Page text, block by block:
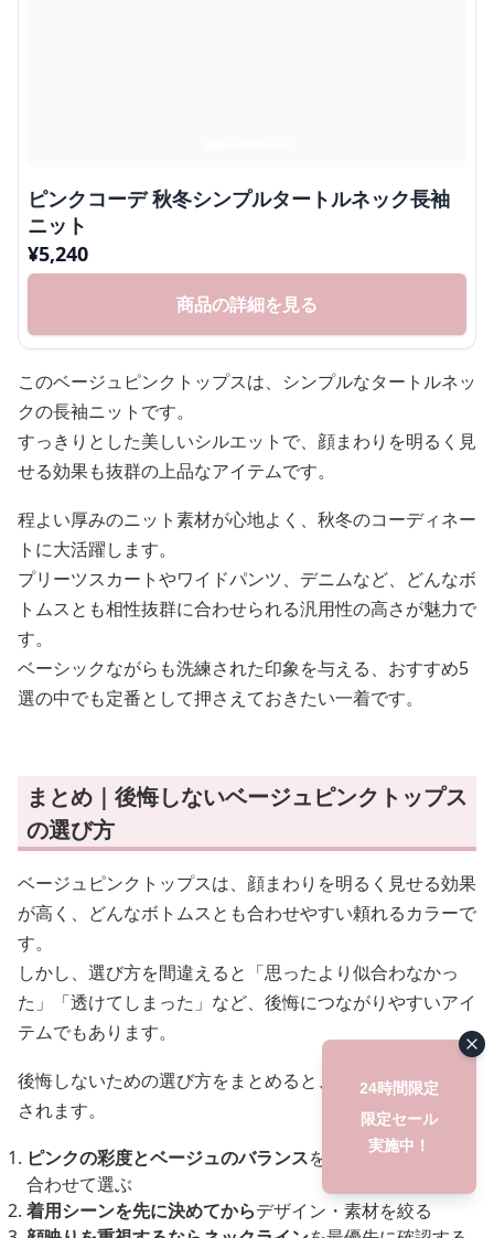
ピンクコーデ 秋冬シンプルタートルネック長袖
ニット
¥5,240
商品の詳細を見る
このベージュピンクトップスは、シンプルなタートルネッ
クの長袖ニットです。
すっきりとした美しいシルエットで、顔まわりを明るく見
せる効果も抜群の上品なアイテムです。
程よい厚みのニット素材が心地よく、秋冬のコーディネー
トに大活躍します。
プリーツスカートやワイドパンツ、デニムなど、どんなボ
トムスとも相性抜群に合わせられる汎用性の高さが魅力で
す。
ベーシックながらも洗練された印象を与える、おすすめ5
選の中でも定番として押さえておきたい一着です。
まとめ｜後悔しないベージュピンクトップス
の選び方
ベージュピンクトップスは、顔まわりを明るく見せる効果
が高く、どんなボトムスとも合わせやすい頼れるカラーで
す。
しかし、選び方を間違えると「思ったより似合わなかっ
た」「透けてしまった」など、後悔につながりやすいアイ
テムでもあります。
後悔しないための選び方をまとめると、以下の5点に集約
されます。
ピンクの彩度とベージュのバランスを自分の肌トーンに
合わせて選ぶ
着用シーンを先に決めてからデザイン・素材を絞る
24時間限定
限定セール
実施中！